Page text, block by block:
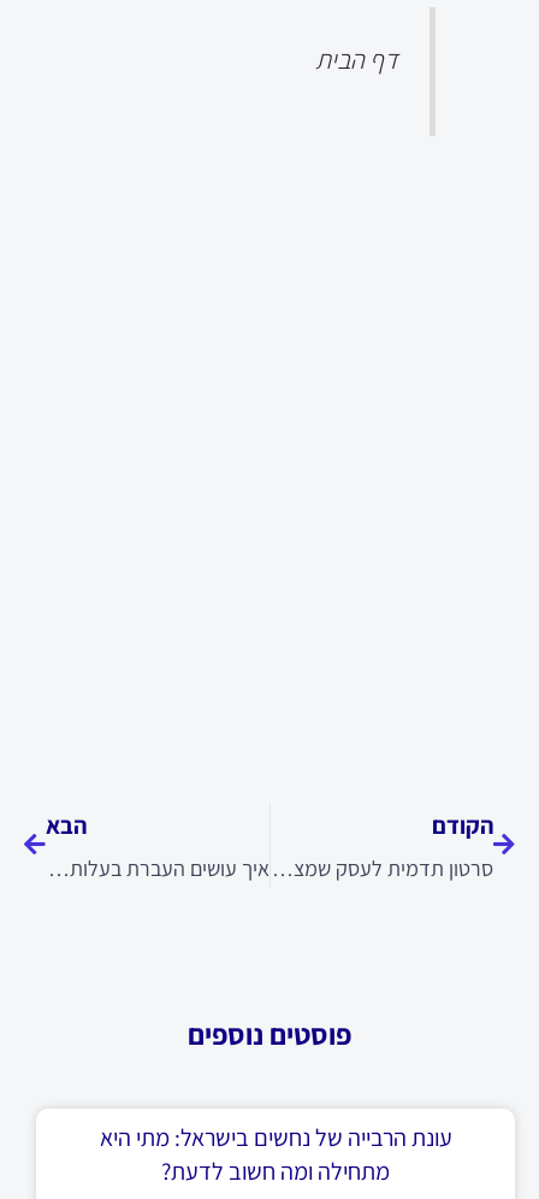
דף הבית
הקודם
סרטון תדמית לעסק שמציג אתכם מקצועית
הבא
איך עושים העברת בעלות לרכב
פוסטים נוספים
עונת הרבייה של נחשים בישראל: מתי היא
מתחילה ומה חשוב לדעת?